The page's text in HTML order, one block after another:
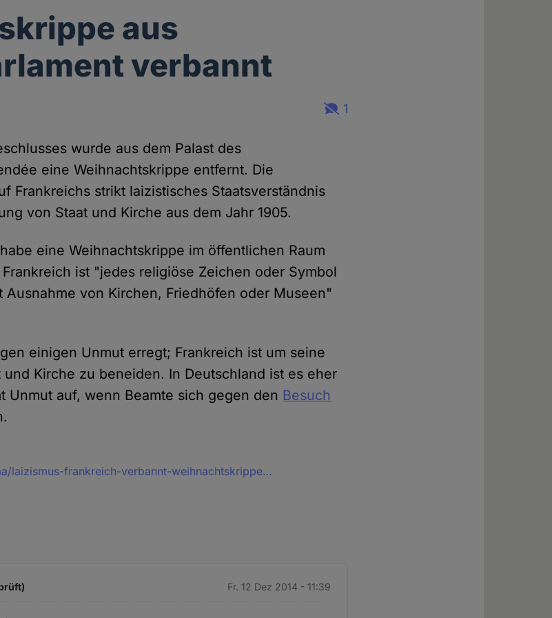
aus
verbannt
1
wurde aus dem Palast des
eine Weihnachtskrippe entfernt. Die
Frankreichs strikt laizistisches Staatsverständnis
von Staat und Kirche aus dem Jahr 1905.
eine Weihnachtskrippe im öffentlichen Raum
ist "jedes religiöse Zeichen oder Symbol
Ausnahme von Kirchen, Friedhöfen oder Museen"
einigen Unmut erregt; Frankreich ist um seine
Kirche zu beneiden. In Deutschland ist es eher
Unmut auf, wenn Beamte sich gegen den Besuch
laizismus-frankreich-verbannt-weihnachtskrippe…
Fr. 12 Dez 2014 - 11:39